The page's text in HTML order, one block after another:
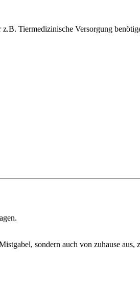
Tiermedizinische Versorgung
sondern auch von zuhause